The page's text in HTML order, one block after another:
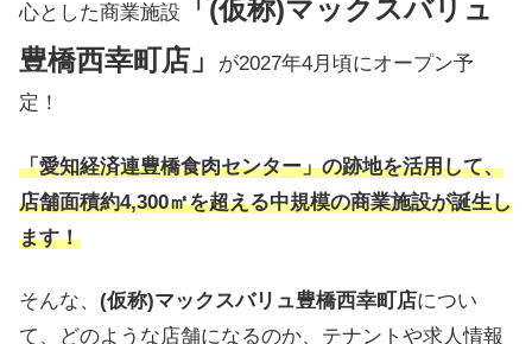
心とした商業施設
「(仮称)マックスバリュ
豊橋西幸町店」
が2027年4月頃にオープン予
定！
「愛知経済連豊橋食肉センター」の跡地を活用して、
店舗面積約4,300㎡を超える中規模の商業施設が誕生し
ます！
そんな、 (仮称)マックスバリュ豊橋西幸町店につい
て、どのような店舗になるのか、テナントや求人情報